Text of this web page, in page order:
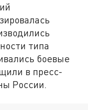
типа
боевые
в пресс-
России.